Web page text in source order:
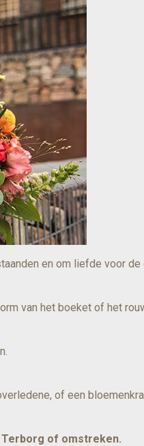
en om liefde voor
van het boeket of het
of een
of omstreken.